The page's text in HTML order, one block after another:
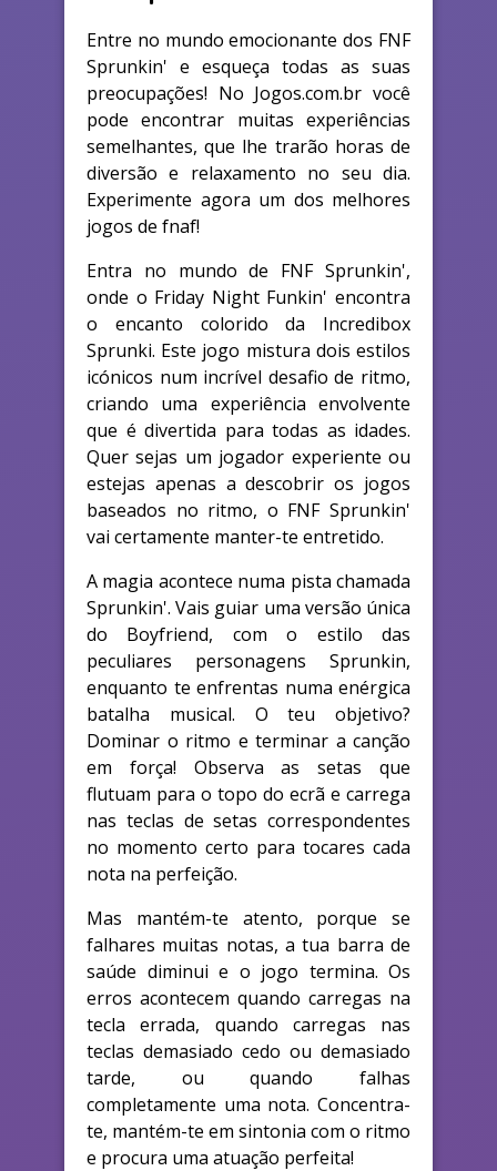
Entre no mundo emocionante dos FNF
Sprunkin' e esqueça todas as suas
preocupações! No Jogos.com.br você
pode encontrar muitas experiências
semelhantes, que lhe trarão horas de
diversão e relaxamento no seu dia.
Experimente agora um dos melhores
jogos de fnaf!
Entra no mundo de FNF Sprunkin',
onde o Friday Night Funkin' encontra
o encanto colorido da Incredibox
Sprunki. Este jogo mistura dois estilos
icónicos num incrível desafio de ritmo,
criando uma experiência envolvente
que é divertida para todas as idades.
Quer sejas um jogador experiente ou
estejas apenas a descobrir os jogos
baseados no ritmo, o FNF Sprunkin'
vai certamente manter-te entretido.
A magia acontece numa pista chamada
Sprunkin'. Vais guiar uma versão única
do Boyfriend, com o estilo das
peculiares personagens Sprunkin,
enquanto te enfrentas numa enérgica
batalha musical. O teu objetivo?
Dominar o ritmo e terminar a canção
em força! Observa as setas que
flutuam para o topo do ecrã e carrega
nas teclas de setas correspondentes
no momento certo para tocares cada
nota na perfeição.
Mas mantém-te atento, porque se
falhares muitas notas, a tua barra de
saúde diminui e o jogo termina. Os
erros acontecem quando carregas na
tecla errada, quando carregas nas
teclas demasiado cedo ou demasiado
tarde, ou quando falhas
completamente uma nota. Concentra-
te, mantém-te em sintonia com o ritmo
e procura uma atuação perfeita!